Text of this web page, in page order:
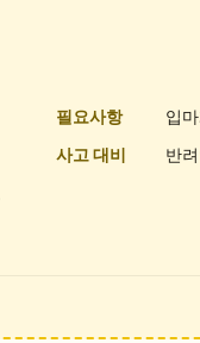
필요사항
입
사고 대비
반